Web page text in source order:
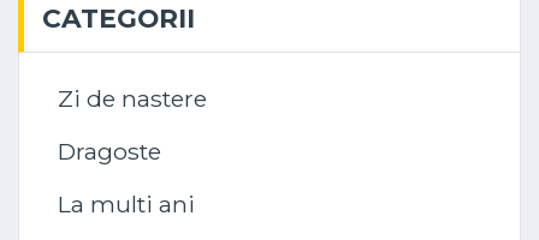
CATEGORII
Zi de nastere
Dragoste
La multi ani